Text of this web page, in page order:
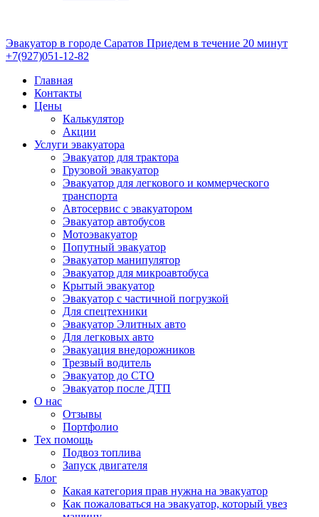
Эвакуатор в городе Саратов Приедем в течение 20 минут
+7(927)051-12-82
Главная
Контакты
Цены
Калькулятор
Акции
Услуги эвакуатора
Эвакуатор для трактора
Грузовой эвакуатор
Эвакуатор для легкового и коммерческого
транспорта
Автосервис с эвакуатором
Эвакуатор автобусов
Мотоэвакуатор
Попутный эвакуатор
Эвакуатор манипулятор
Эвакуатор для микроавтобуса
Крытый эвакуатор
Эвакуатор с частичной погрузкой
Для спецтехники
Эвакуатор Элитных авто
Для легковых авто
Эвакуация внедорожников
Трезвый водитель
Эвакуатор до СТО
Эвакуатор после ДТП
О нас
Отзывы
Портфолио
Тех помощь
Подвоз топлива
Запуск двигателя
Блог
Какая категория прав нужна на эвакуатор
Как пожаловаться на эвакуатор, который увез